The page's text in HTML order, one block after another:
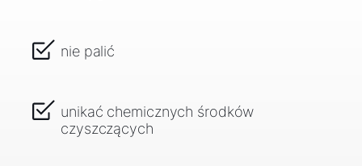
nie palić
unikać chemicznych środków
czyszczących